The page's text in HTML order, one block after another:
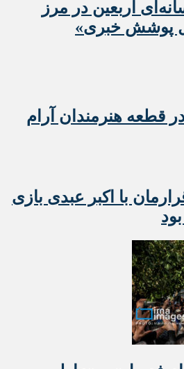
اربعین در مرز
پوشش خبری»
قطعه هنرمندان آرام
با اکبر عبدی بازی